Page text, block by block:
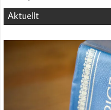
Aktuellt